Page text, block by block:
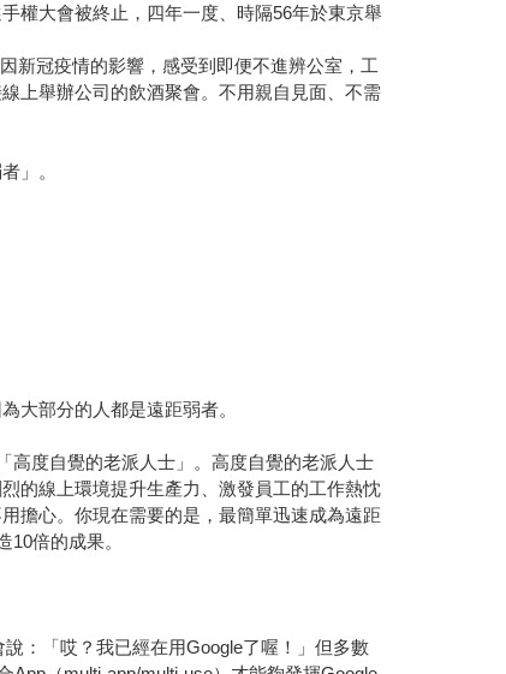
權大會被終止，四年一度、時隔56年於東京舉
新冠疫情的影響，感受到即便不進辨公室，工
上舉辦公司的飲酒聚會。不用親自見面、不需
」。
大部分的人都是遠距弱者。
高度自覺的老派人士」。高度自覺的老派人士
的線上環境提升生產力、激發員工的工作熱忱
擔心。你現在需要的是，最簡單迅速成為遠距
倍的成果。
：「哎？我已經在用Google了喔！」但多數